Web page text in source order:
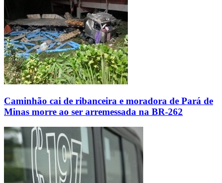
Caminhão cai de ribanceira e moradora de Pará de
Minas morre ao ser arremessada na BR-262